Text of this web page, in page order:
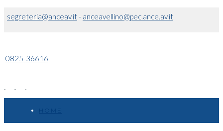
segreteria@anceav.it- anceavellino@pec.ance.av.it
0825-36616